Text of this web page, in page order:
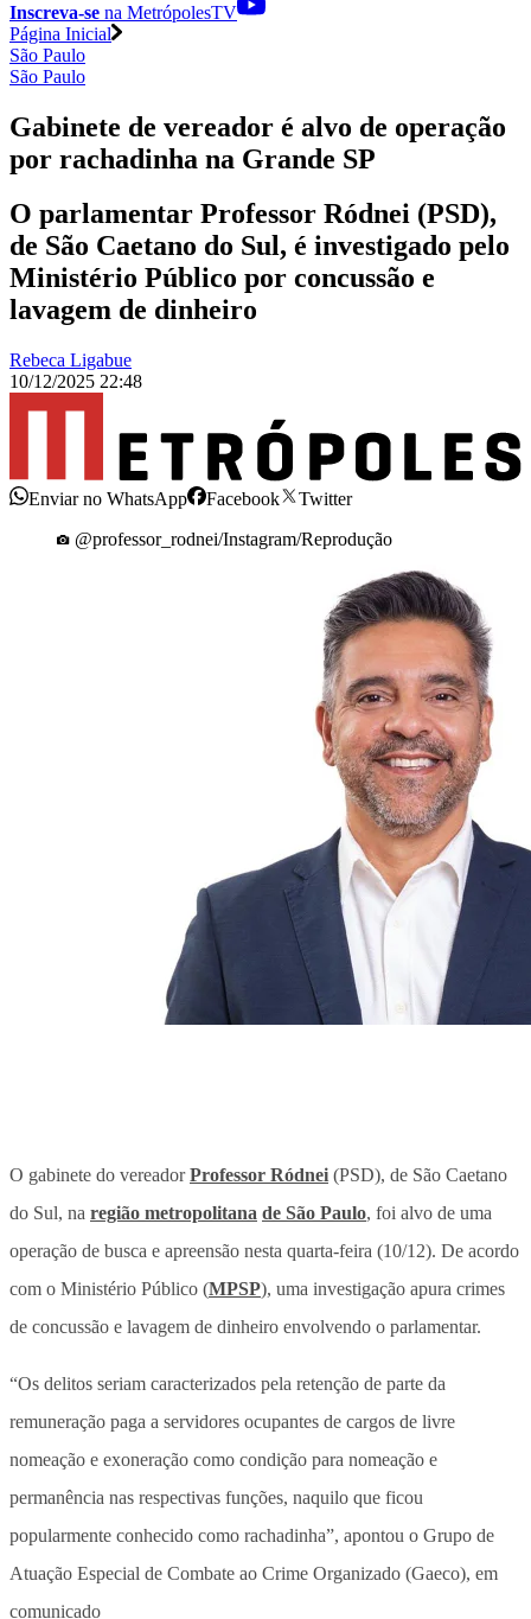
Inscreva-se na MetrópolesTV
Página Inicial
São Paulo
São Paulo
Gabinete de vereador é alvo de operação
por rachadinha na Grande SP
O parlamentar Professor Ródnei (PSD),
de São Caetano do Sul, é investigado pelo
Ministério Público por concussão e
lavagem de dinheiro
Rebeca Ligabue
10/12/2025 22:48
Enviar no WhatsApp Facebook
Twitter
@professor_rodnei/Instagram/Reprodução
O gabinete do vereadorProfessor Ródnei (PSD), de São Caetano
do Sul, na região metropolitana de São Paulo, foi alvo de uma
operação de busca e apreensão nesta quarta-feira (10/12). De acordo
com o Ministério Público (MPSP), uma investigação apura crimes
de concussão e lavagem de dinheiro envolvendo o parlamentar.
“Os delitos seriam caracterizados pela retenção de parte da
remuneração paga a servidores ocupantes de cargos de livre
nomeação e exoneração como condição para nomeação e
permanência nas respectivas funções, naquilo que ficou
popularmente conhecido como rachadinha”, apontou o Grupo de
Atuação Especial de Combate ao Crime Organizado (Gaeco), em
comunicado